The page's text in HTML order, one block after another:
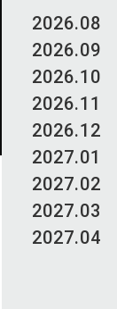
2026.08
2026.09
2026.10
2026.11
2026.12
2027.01
2027.02
2027.03
2027.04